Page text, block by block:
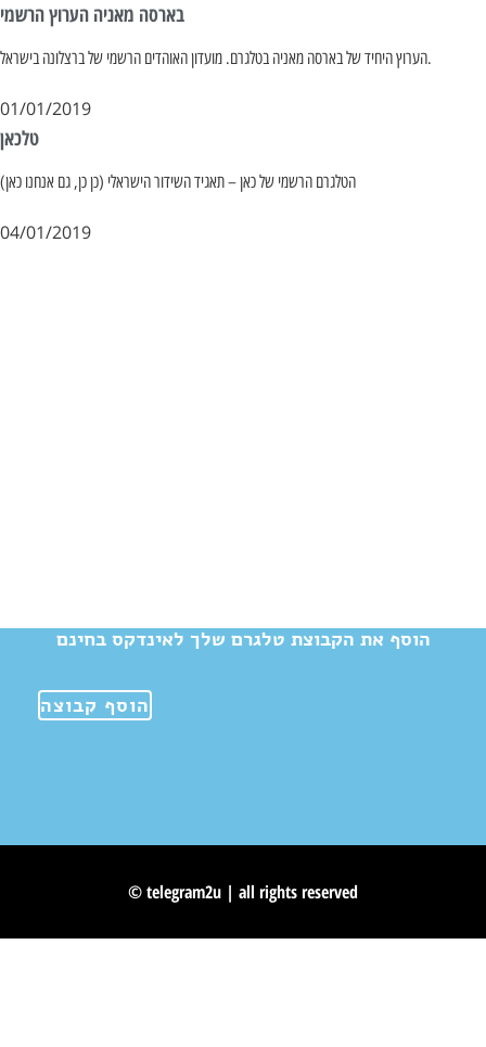
בארסה מאניה הערוץ הרשמי
הערוץ היחיד של בארסה מאניה בטלגרם. מועדון האוהדים הרשמי של ברצלונה בישראל.
01/01/2019
טלכאן
הטלגרם הרשמי של כאן – תאגיד השידור הישראלי (כן כן, גם אנחנו כאן)
04/01/2019
הוסף את הקבוצת טלגרם שלך לאינדקס בחינם
הוסף קבוצה
© telegram2u | all rights reserved